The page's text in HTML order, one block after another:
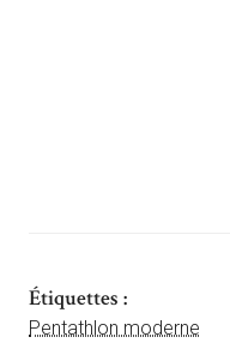
Étiquettes :
Pentathlon moderne